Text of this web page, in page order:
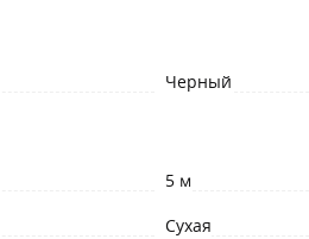
Черный
5 м
Сухая